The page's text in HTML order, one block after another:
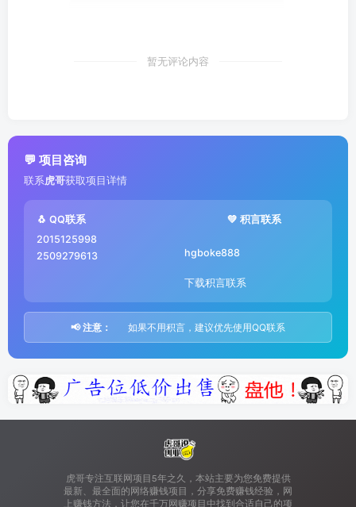
暂无评论内容
💬 项目咨询
联系 虎哥获取项目详情
🐧 QQ联系
2015125998
2509279613
💚 积言联系
hgboke888
下载积言联系
📢 注意： 如果不用积言，建议优先使用QQ联系
虎哥专注互联网项目5年之久，本站主要为您免费提供
最新、最全面的网络赚钱项目，分享免费赚钱经验，网
上赚钱方法，让您在千万网赚项目中找到合适自己的项